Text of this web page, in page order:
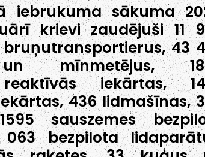
iebrukuma sākuma
krievi zaudējuši 11
43
mīnmetējus,
iekārtas,
436 lidmašīnas,
sauszemes
bezpilota